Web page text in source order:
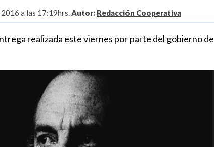
a las 17:19hrs.Autor: Redacción Cooperativa
realizada este viernes por parte del gobierno de